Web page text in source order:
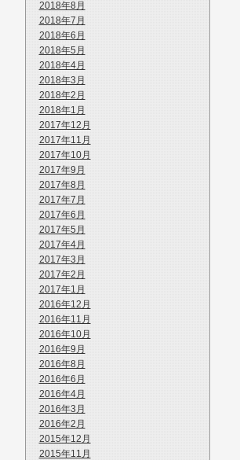
2018年8月
2018年7月
2018年6月
2018年5月
2018年4月
2018年3月
2018年2月
2018年1月
2017年12月
2017年11月
2017年10月
2017年9月
2017年8月
2017年7月
2017年6月
2017年5月
2017年4月
2017年3月
2017年2月
2017年1月
2016年12月
2016年11月
2016年10月
2016年9月
2016年8月
2016年6月
2016年4月
2016年3月
2016年2月
2015年12月
2015年11月